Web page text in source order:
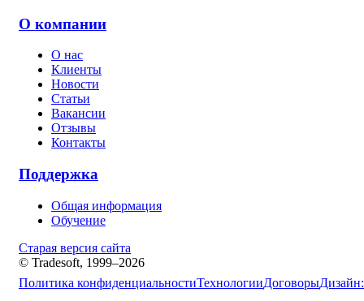
О компании
О нас
Клиенты
Новости
Статьи
Вакансии
Отзывы
Контакты
Поддержка
Общая информация
Обучение
Старая версия сайта
© Tradesoft, 1999–2026
Политика конфиденциальностиТехнологииДоговорыДизайн: